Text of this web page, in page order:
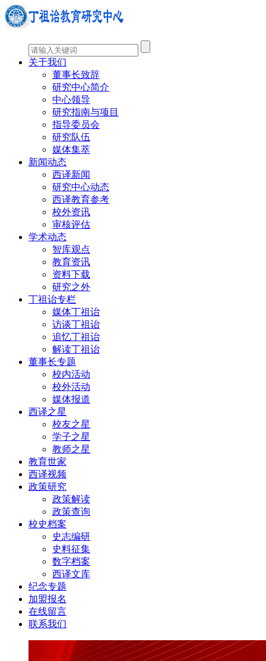
关于我们
董事长致辞
研究中心简介
中心领导
研究指南与项目
指导委员会
研究队伍
媒体集萃
新闻动态
西译新闻
研究中心动态
西译教育参考
校外资讯
审核评估
学术动态
智库观点
教育资讯
资料下载
研究之外
丁祖诒专栏
媒体丁祖诒
访谈丁祖诒
追忆丁祖诒
解读丁祖诒
董事长专题
校内活动
校外活动
媒体报道
西译之星
校友之星
学子之星
教师之星
教育世家
西译视频
政策研究
政策解读
政策查询
校史档案
史志编研
史料征集
数字档案
西译文库
纪念专题
加盟报名
在线留言
联系我们